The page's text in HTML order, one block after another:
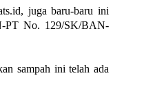
juga baru-baru ini
PT No. 129/SK/BAN-
sampah ini telah ada